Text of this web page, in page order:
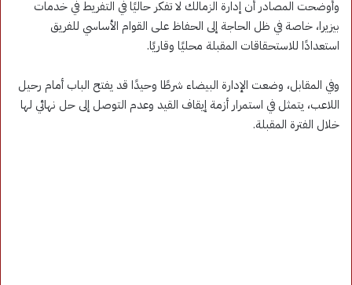
وأوضحت المصادر أن إدارة الزمالك لا تفكر حاليًا في التفريط في خدمات
بيزيرا، خاصة في ظل الحاجة إلى الحفاظ على القوام الأساسي للفريق
استعدادًا للاستحقاقات المقبلة محليًا وقاريًا.
وفي المقابل، وضعت الإدارة البيضاء شرطًا وحيدًا قد يفتح الباب أمام رحيل
اللاعب، يتمثل في استمرار أزمة إيقاف القيد وعدم التوصل إلى حل نهائي لها
خلال الفترة المقبلة.